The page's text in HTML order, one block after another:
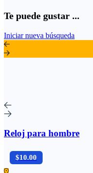
Te puede gustar ...
Iniciar nueva búsqueda
Reloj para hombre
$10.00